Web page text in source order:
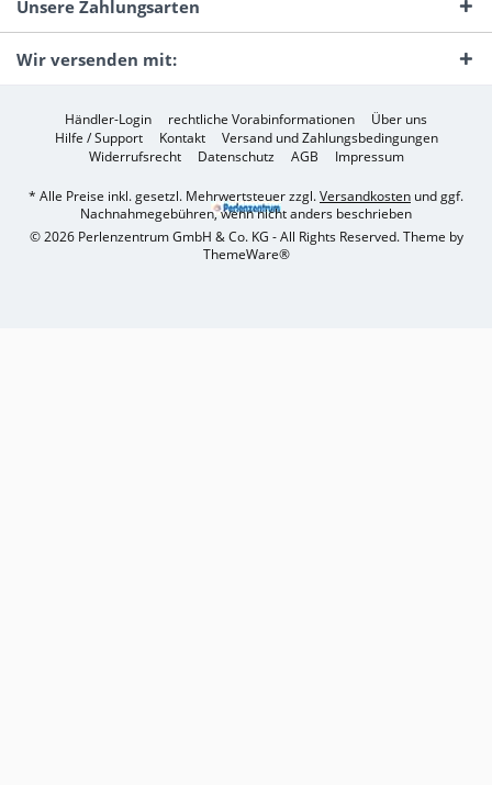
Unsere Zahlungsarten
Wir versenden mit:
Händler-Login rechtliche Vorabinformationen
Über uns
Hilfe / Support
Kontakt
Versand und Zahlungsbedingungen
Widerrufsrecht
Datenschutz AGB Impressum
* Alle Preise inkl. gesetzl. Mehrwertsteuer zzgl.Versandkosten und ggf.
Nachnahmegebühren, wenn nicht anders beschrieben
© 2026 Perlenzentrum GmbH & Co. KG - All Rights Reserved. Theme by
ThemeWare®